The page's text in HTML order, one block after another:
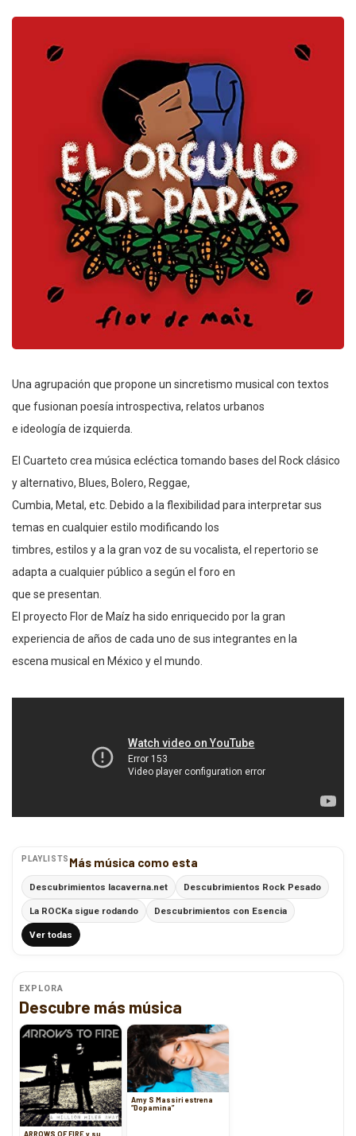
Una agrupación que propone un sincretismo musical con textos
que fusionan poesía introspectiva, relatos urbanos
e ideología de izquierda.
El Cuarteto crea música ecléctica tomando bases del Rock clásico
y alternativo, Blues, Bolero, Reggae,
Cumbia, Metal, etc. Debido a la flexibilidad para interpretar sus
temas en cualquier estilo modificando los
timbres, estilos y a la gran voz de su vocalista, el repertorio se
adapta a cualquier público a según el foro en
que se presentan.
El proyecto Flor de Maíz ha sido enriquecido por la gran
experiencia de años de cada uno de sus integrantes en la
escena musical en México y el mundo.
PLAYLISTS Más música como esta
Descubrimientos lacaverna.net Descubrimientos Rock Pesado
La ROCKa sigue rodando Descubrimientos con Esencia
Ver todas
EXPLORA
Descubre más música
ARROWS OF FIRE y su
Amy S Massiri estrena
“Dopamina”